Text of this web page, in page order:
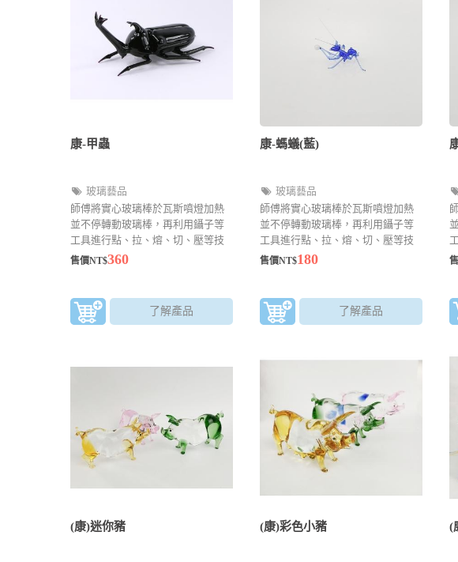
康-甲蟲
玻璃藝品
師傅將實心玻璃棒於瓦斯噴燈加熱
並不停轉動玻璃棒，再利用鑷子等
工具進行點、拉、熔、切、壓等技
法來成型，可以製作精巧的玻璃藝
售價NT$360
了解產品
康-螞蟻(藍)
玻璃藝品
師傅將實心玻璃棒於瓦斯噴燈加熱
並不停轉動玻璃棒，再利用鑷子等
工具進行點、拉、熔、切、壓等技
法來成型，可以製作精巧的玻璃藝
售價NT$180
了解產品
(康)迷你豬 (康)彩色小豬 (